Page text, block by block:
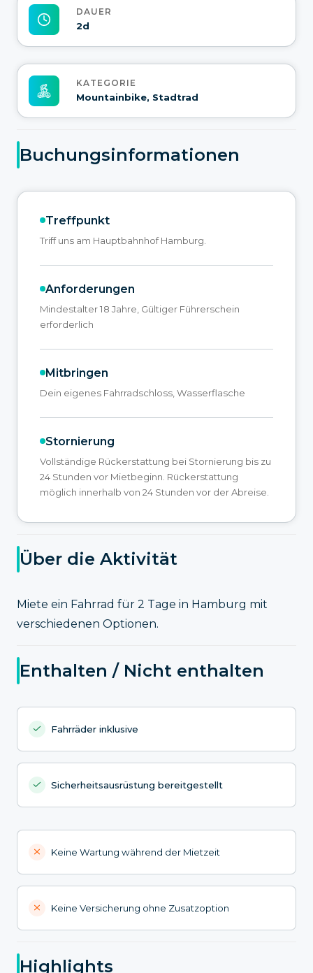
DAUER
2d
KATEGORIE
Mountainbike, Stadtrad
Buchungsinformationen
Treffpunkt
Triff uns am Hauptbahnhof Hamburg.
Anforderungen
Mindestalter 18 Jahre, Gültiger Führerschein
erforderlich
Mitbringen
Dein eigenes Fahrradschloss, Wasserflasche
Stornierung
Vollständige Rückerstattung bei Stornierung bis zu
24 Stunden vor Mietbeginn. Rückerstattung
möglich innerhalb von 24 Stunden vor der Abreise.
Über die Aktivität
Miete ein Fahrrad für 2 Tage in Hamburg mit
verschiedenen Optionen.
Enthalten / Nicht enthalten
Fahrräder inklusive
Sicherheitsausrüstung bereitgestellt
Keine Wartung während der Mietzeit
Keine Versicherung ohne Zusatzoption
Highlights